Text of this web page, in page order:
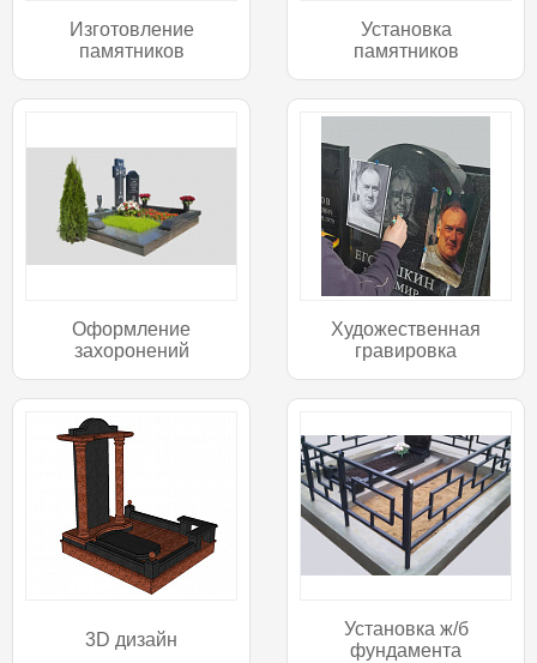
Изготовление
памятников
Установка
памятников
Оформление
захоронений
Художественная
гравировка
3D дизайн
Установка ж/б
фундамента